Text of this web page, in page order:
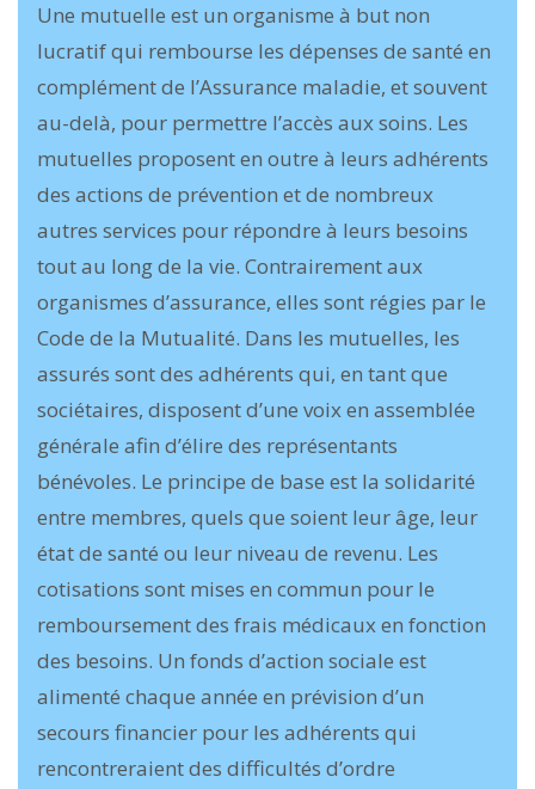
Une mutuelle est un organisme à but non
lucratif qui rembourse les dépenses de santé en
complément de l’Assurance maladie, et souvent
au-delà, pour permettre l’accès aux soins. Les
mutuelles proposent en outre à leurs adhérents
des actions de prévention et de nombreux
autres services pour répondre à leurs besoins
tout au long de la vie. Contrairement aux
organismes d’assurance, elles sont régies par le
Code de la Mutualité. Dans les mutuelles, les
assurés sont des adhérents qui, en tant que
sociétaires, disposent d’une voix en assemblée
générale afin d’élire des représentants
bénévoles. Le principe de base est la solidarité
entre membres, quels que soient leur âge, leur
état de santé ou leur niveau de revenu. Les
cotisations sont mises en commun pour le
remboursement des frais médicaux en fonction
des besoins. Un fonds d’action sociale est
alimenté chaque année en prévision d’un
secours financier pour les adhérents qui
rencontreraient des difficultés d’ordre